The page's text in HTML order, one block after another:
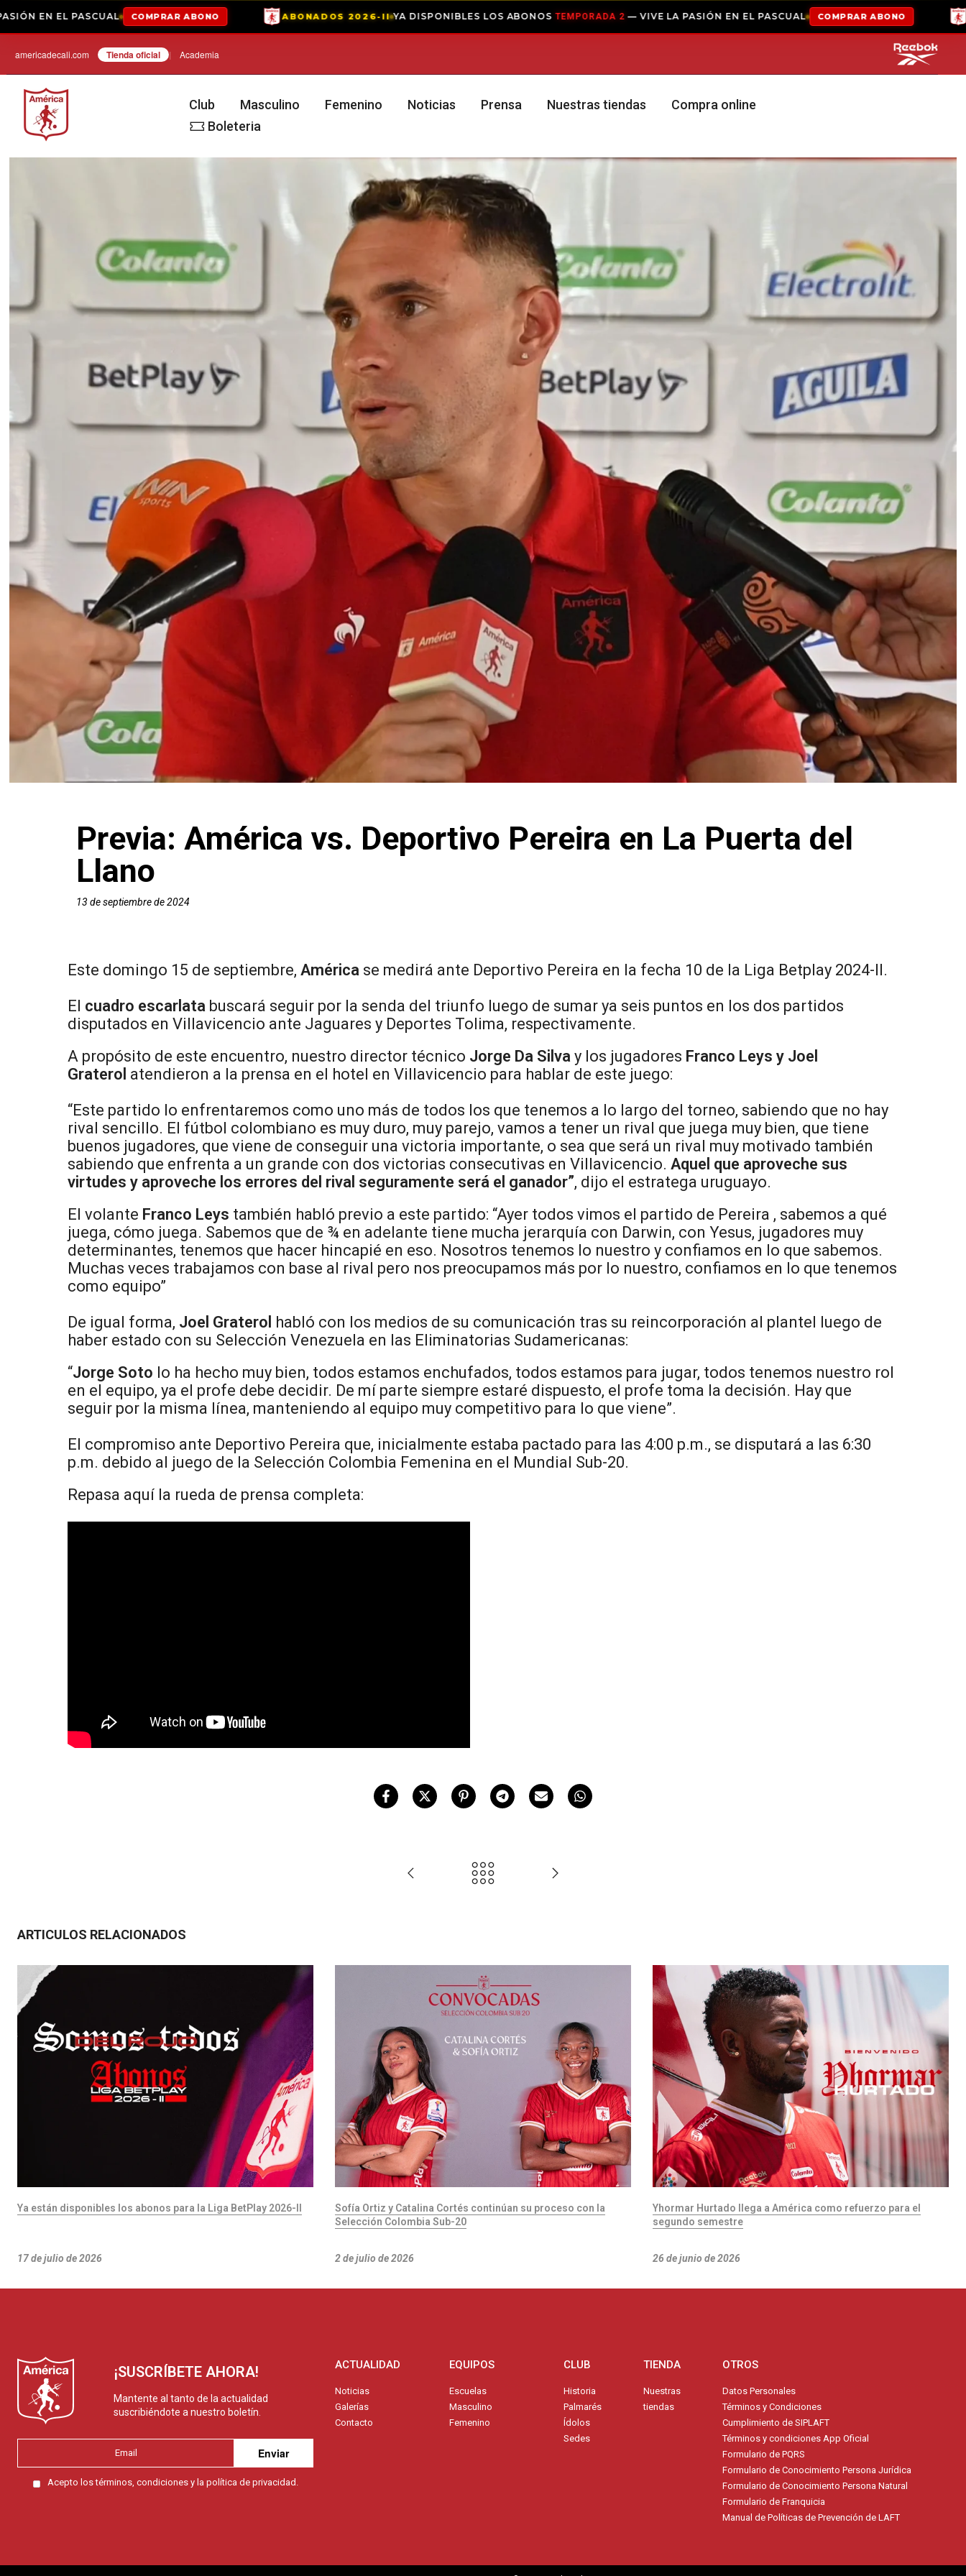
COMPRAR ABONO ABONADOS 2026-II YA DISPONIBLES LOS ABONOS TEMPORADA 2— VIVE LA PASIÓN EN EL PASCUAL COMPRAR ABONO ABONADOS
americadecali.com Tienda oficial⁣ | Academia
Club Masculino Femenino Noticias Prensa Nuestras tiendas
Compra online
Boleteria
Previa: América vs. Deportivo Pereira en La Puerta del
Llano
13 de septiembre de 2024
Este domingo 15 de septiembre, Américase medirá ante Deportivo Pereira en la fecha 10 de la Liga Betplay 2024-II.
El cuadro escarlatabuscará seguir por la senda del triunfo luego de sumar ya seis puntos en los dos partidos
disputados en Villavicencio ante Jaguares y Deportes Tolima, respectivamente.
A propósito de este encuentro, nuestro director técnico Jorge Da Silvay los jugadores Franco Leys y Joel
Graterol atendieron a la prensa en el hotel en Villavicencio para hablar de este juego:
“Este partido lo enfrentaremos como uno más de todos los que tenemos a lo largo del torneo, sabiendo que no hay
rival sencillo. El fútbol colombiano es muy duro, muy parejo, vamos a tener un rival que juega muy bien, que tiene
buenos jugadores, que viene de conseguir una victoria importante, o sea que será un rival muy motivado también
sabiendo que enfrenta a un grande con dos victorias consecutivas en Villavicencio. Aquel que aproveche sus
virtudes y aproveche los errores del rival seguramente será el ganador”, dijo el estratega uruguayo.
El volante Franco Leys también habló previo a este partido: “Ayer todos vimos el partido de Pereira , sabemos a qué
juega, cómo juega. Sabemos que de ¾ en adelante tiene mucha jerarquía con Darwin, con Yesus, jugadores muy
determinantes, tenemos que hacer hincapié en eso. Nosotros tenemos lo nuestro y confiamos en lo que sabemos.
Muchas veces trabajamos con base al rival pero nos preocupamos más por lo nuestro, confiamos en lo que tenemos
como equipo”
De igual forma, Joel Graterol habló con los medios de su comunicación tras su reincorporación al plantel luego de
haber estado con su Selección Venezuela en las Eliminatorias Sudamericanas:
“Jorge Soto lo ha hecho muy bien, todos estamos enchufados, todos estamos para jugar, todos tenemos nuestro rol
en el equipo, ya el profe debe decidir. De mí parte siempre estaré dispuesto, el profe toma la decisión. Hay que
seguir por la misma línea, manteniendo al equipo muy competitivo para lo que viene”.
El compromiso ante Deportivo Pereira que, inicialmente estaba pactado para las 4:00 p.m., se disputará a las 6:30
p.m. debido al juego de la Selección Colombia Femenina en el Mundial Sub-20.
Repasa aquí la rueda de prensa completa:
ARTICULOS RELACIONADOS
Ya están disponibles los abonos para la Liga BetPlay 2026-II
17 de julio de 2026
Sofía Ortiz y Catalina Cortés continúan su proceso con la
Selección Colombia Sub-20
2 de julio de 2026
Yhormar Hurtado llega a América como refuerzo para el
segundo semestre
26 de junio de 2026
¡SUSCRÍBETE AHORA!
Mantente al tanto de la actualidad
suscribiéndote a nuestro boletín.
Enviar
Acepto lostérminos, condiciones y la política de privacidad.
ACTUALIDAD
Noticias
Galerías
Contacto
EQUIPOS
Escuelas
Masculino
Femenino
CLUB
Historia
Palmarés
Ídolos
Sedes
TIENDA
Nuestras
tiendas
OTROS
Datos Personales
Términos y Condiciones
Cumplimiento de SIPLAFT
Términos y condiciones App Oficial
Formulario de PQRS
Formulario de Conocimiento Persona Jurídica
Formulario de Conocimiento Persona Natural
Formulario de Franquicia
Manual de Políticas de Prevención de LAFT